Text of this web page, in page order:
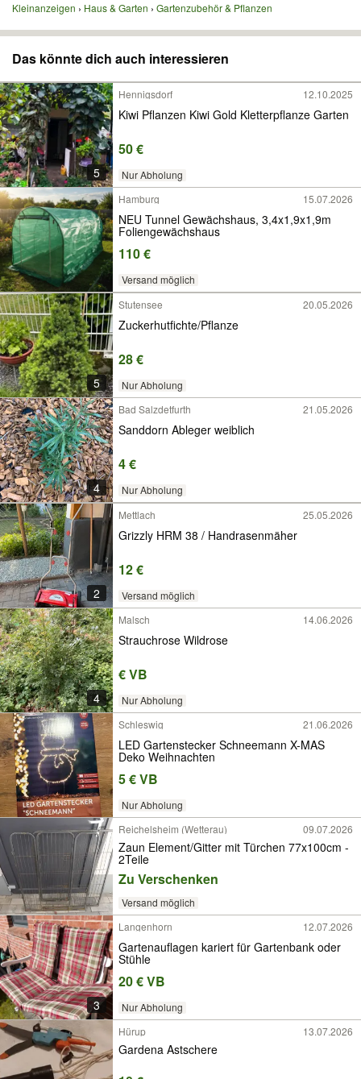
Kleinanzeigen Haus & Garten Gartenzubehör & Pflanzen
Das könnte dich auch interessieren
5
Hennigsdorf 12.10.2025
Kiwi Pflanzen Kiwi Gold Kletterpflanze Garten
50 €
Nur Abholung
Hamburg
15.07.2026
NEU Tunnel Gewächshaus, 3,4x1,9x1,9m
Foliengewächshaus
110 €
Versand möglich
5
Stutensee 20.05.2026
Zuckerhutfichte/Pflanze
28 €
Nur Abholung
4
Bad Salzdetfurth 21.05.2026
Sanddorn Ableger weiblich
4 €
Nur Abholung
2
Mettlach 25.05.2026
Grizzly HRM 38 / Handrasenmäher
12 €
Versand möglich
4
Malsch 14.06.2026
Strauchrose Wildrose
€ VB
Nur Abholung
Schleswig
21.06.2026
LED Gartenstecker Schneemann X-MAS
Deko Weihnachten
5 € VB
Nur Abholung
Reichelsheim (Wetterau)
09.07.2026
Zaun Element/Gitter mit Türchen 77x100cm -
2Teile
Zu Verschenken
Versand möglich
3
Langenhorn 12.07.2026
Gartenauflagen kariert für Gartenbank oder
Stühle
20 € VB
Nur Abholung
Hürup
13.07.2026
Gardena Astschere